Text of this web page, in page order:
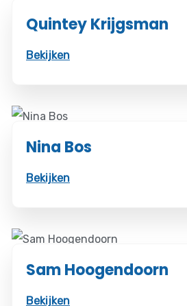
Quintey Krijgsman
Bekijken
Nina Bos
Bekijken
Sam Hoogendoorn
Bekijken